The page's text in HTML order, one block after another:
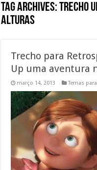
Tag Archives:trecho
alturas
Trecho para
Up uma aventura
março 14, 2013 Temas